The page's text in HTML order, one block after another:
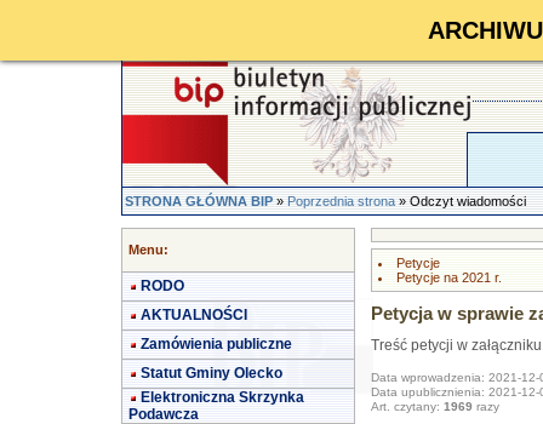
STRONA GŁÓWNA BIP»Poprzednia strona» Odczyt wiadomości
Menu:
RODO
AKTUALNOŚCI
Zamówienia publiczne
Statut Gminy Olecko
Elektroniczna Skrzynka
Podawcza
Petycje
Petycje na 2021 r.
Petycja w sprawie
Treść petycji w
Data wprowadzenia: 2021-12-
Data upublicznienia: 2021-12-
Art. czytany: 1969 razy